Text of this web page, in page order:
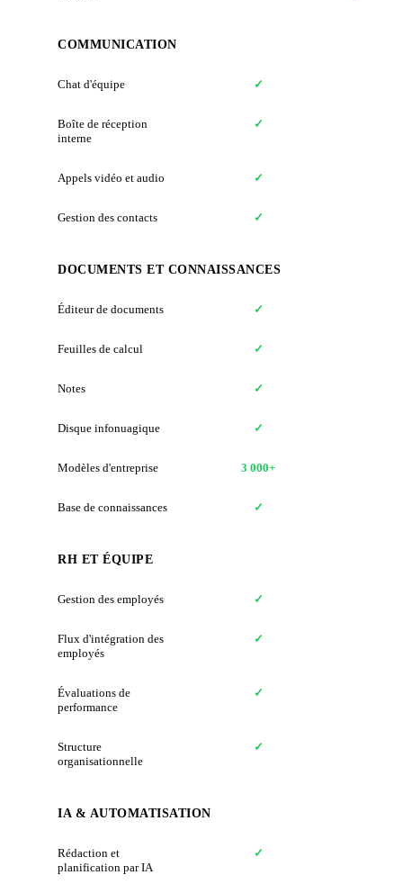
COMMUNICATION
Chat d'équipe ✓
Boîte de réception
interne
✓
Appels vidéo et audio ✓
Gestion des contacts ✓
DOCUMENTS ET CONNAISSANCES
Éditeur de documents ✓
Feuilles de calcul ✓
Notes ✓
Disque infonuagique ✓
Modèles d'entreprise 3 000+
Base de connaissances ✓
RH ET ÉQUIPE
Gestion des employés ✓
Flux d'intégration des
employés
✓
Évaluations de
performance
✓
Structure
organisationnelle
✓
IA & AUTOMATISATION
Rédaction et
planification par IA
✓